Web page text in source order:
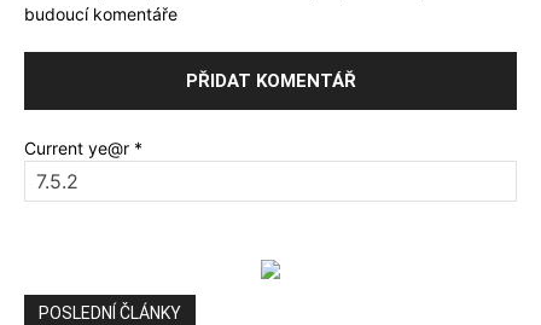
budoucí komentáře
Current ye@r *
POSLEDNÍ ČLÁNKY